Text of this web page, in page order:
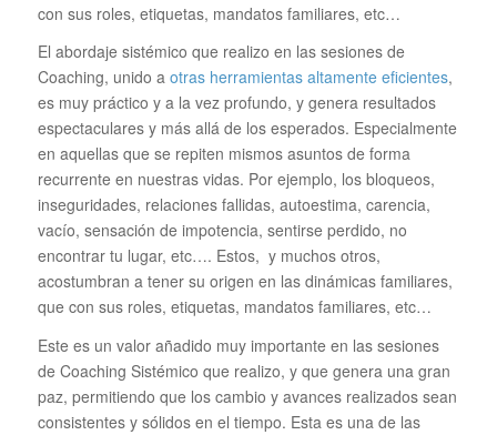
con sus roles, etiquetas, mandatos familiares, etc…
El abordaje sistémico que realizo en las sesiones de
Coaching, unido a otras herramientas altamente eficientes,
es muy práctico y a la vez profundo, y genera resultados
espectaculares y más allá de los esperados. Especialmente
en aquellas que se repiten mismos asuntos de forma
recurrente en nuestras vidas. Por ejemplo, los bloqueos,
inseguridades, relaciones fallidas, autoestima, carencia,
vacío, sensación de impotencia, sentirse perdido, no
encontrar tu lugar, etc…. Estos, y muchos otros,
acostumbran a tener su origen en las dinámicas familiares,
que con sus roles, etiquetas, mandatos familiares, etc…
Este es un valor añadido muy importante en las sesiones
de Coaching Sistémico que realizo, y que genera una gran
paz, permitiendo que los cambio y avances realizados sean
consistentes y sólidos en el tiempo. Esta es una de las